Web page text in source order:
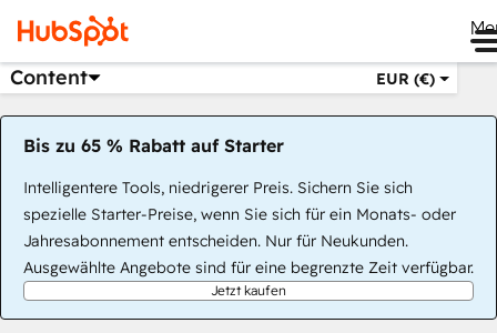
Content EUR (€)
Bis zu 65 % Rabatt auf Starter
Intelligentere Tools, niedrigerer Preis. Sichern Sie sich
spezielle Starter-Preise, wenn Sie sich für ein Monats- oder
Jahresabonnement entscheiden. Nur für Neukunden.
Ausgewählte Angebote sind für eine begrenzte Zeit verfügbar.
Jetzt kaufen